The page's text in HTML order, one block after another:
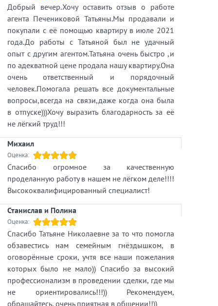
Добрый вечер.Хочу оставить отзыв о работе
агента Печениковой Татьяны.Мы продавали и
покупали с её помощью квартиру в июле 2021
года.До работы с Татьяной был не удачный
опыт с другим агентом.Татьяна очень быстро ,и
по адекватной цене продала нашу квартиру.Она
очень ответственный и порядочный
человек.Помогала решать все документальные
вопросы,всегда на связи,даже когда она была
в отпуске)))Хочу выразить благодарность за её
не лёгкий труд!!!
Михаил
Оценка:
Спасибо огромное за качественную
проделанную работу в нашем не лёгком деле!!!!
Высококвалифицированный специалист!
Станислав и Полина
Оценка:
Спасибо Татьяне Николаевне за то что помогла
обзавестись нам семейным гнёздышком, в
оговорённые сроки, учтя все наши пожелания
которых было не мало)) Спасибо за высокий
профессионализм в проведении сделки, где мы
не ориентировались!!!)) Рекомендуем,
обращайтесь, очень приятная в общении!!))